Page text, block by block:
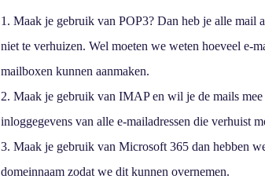
Maak je gebruik van POP3? Dan heb je alle mail
niet te verhuizen. Wel moeten we weten hoeveel e-
mailboxen kunnen aanmaken.
Maak je gebruik van IMAP en wil je de mails
inloggegevens van alle e-mailadressen die verhuist
Maak je gebruik van Microsoft 365 dan hebben
domeinnaam zodat we dit kunnen overnemen.